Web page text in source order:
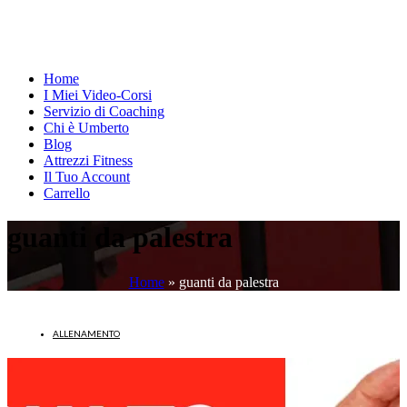
Home
I Miei Video-Corsi
Servizio di Coaching
Chi è Umberto
Blog
Attrezzi Fitness
Il Tuo Account
Carrello
guanti da palestra
Home» guanti da palestra
ALLENAMENTO